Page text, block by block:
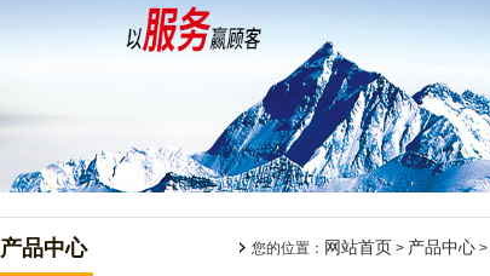
产品中心 您的位置： 网站首页 > 产品中心 >